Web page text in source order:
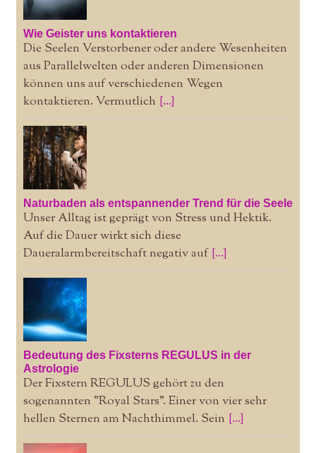
Wie Geister uns kontaktieren
Die Seelen Verstorbener oder andere Wesenheiten
aus Parallelwelten oder anderen Dimensionen
können uns auf verschiedenen Wegen
kontaktieren. Vermutlich [...]
Naturbaden als entspannender Trend für die Seele
Unser Alltag ist geprägt von Stress und Hektik.
Auf die Dauer wirkt sich diese
Daueralarmbereitschaft negativ auf [...]
Bedeutung des Fixsterns REGULUS in der
Astrologie
Der Fixstern REGULUS gehört zu den
sogenannten "Royal Stars". Einer von vier sehr
hellen Sternen am Nachthimmel. Sein [...]